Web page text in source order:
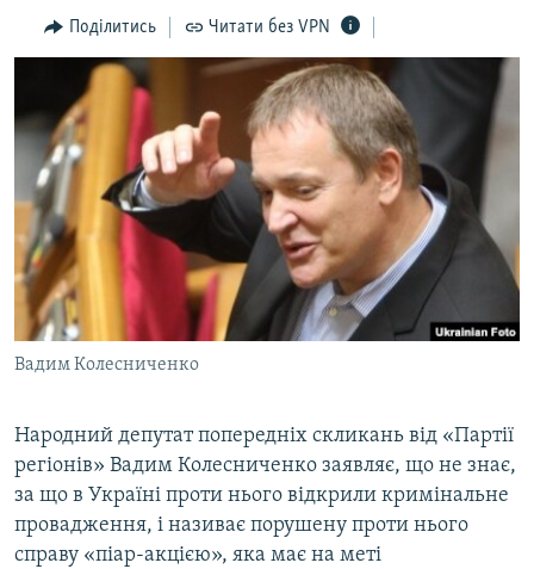
Перейти
до
ПОГЛЯД
ІНТЕРВ'Ю
ВСЕ ЗА ДЕНЬ
СПЕЦПРОЕКТИ
ДЕПОРТАЦІЯ
ВІДЕОУРОКИ «ELIFBE»
СВІДЧЕННЯ ОКУПАЦІЇ
УКРАЇНСЬКА ПРОБЛЕМА КРИМУ
ІНФОГРАФІКА
ЯК ОБІЙТИ БЛОКУВАННЯ
Русский
Qırımtatar
ДОЛУЧАЙСЯ!
Усі сайти RFE/RL
Поділитись Читати без VPN
Вадим Колесниченко
Народний депутат попередніх скликань від «Партії
регіонів» Вадим Колесниченко заявляє, що не знає,
за що в Україні проти нього відкрили кримінальне
провадження, і називає порушену проти нього
справу «піар-акцією», яка має на меті